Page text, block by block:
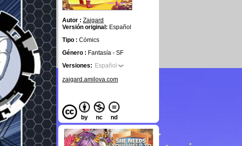
Autor : Zaigard
Versión original: Español
Tipo : Cómics
Género : Fantasía - SF
Versiones: Español
zaigard.amilova.com
by nc nd